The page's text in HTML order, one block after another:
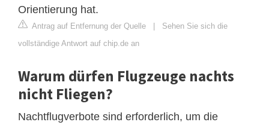
Orientierung hat.
Antrag auf Entfernung der Quelle | Sehen Sie sich die
vollständige Antwort auf chip.de an
Warum dürfen Flugzeuge nachts
nicht Fliegen?
Nachtflugverbote sind erforderlich, um die